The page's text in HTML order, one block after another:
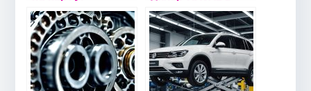
Возможности и
преимущества
сервиса Credit24
Альметьевске:
модельный ряд и
цены